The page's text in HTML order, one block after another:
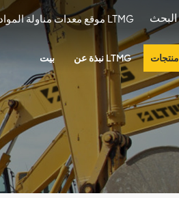
موقع معدات مناولة المواد LTMG
بيت نبذة عن LTMG منتجات